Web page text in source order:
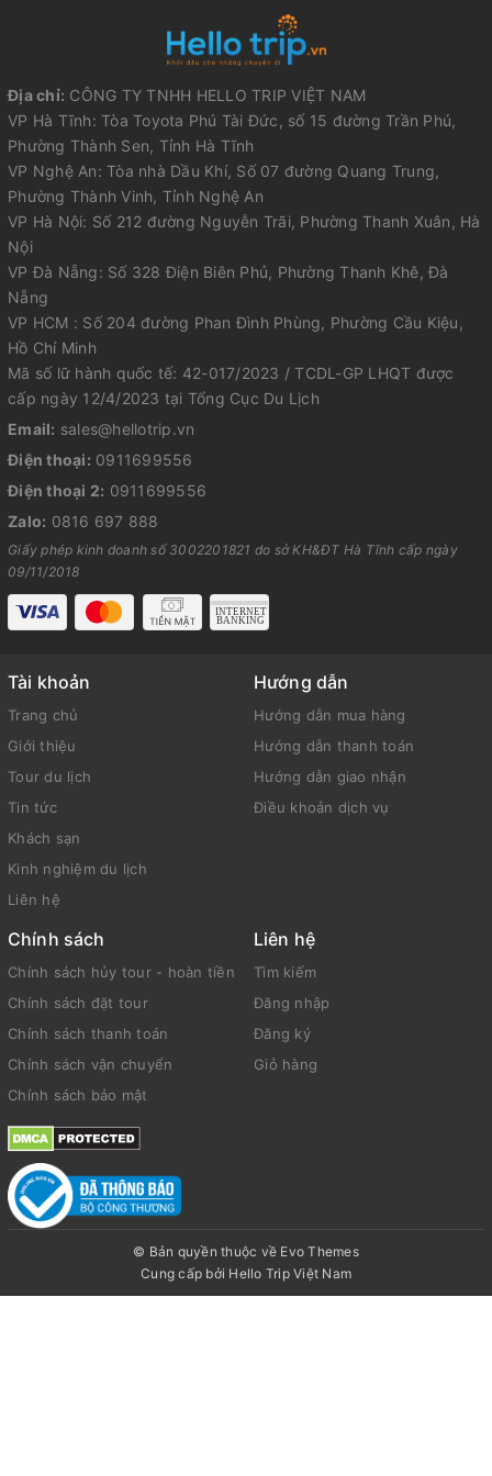
Địa chỉ: CÔNG TY TNHH HELLO TRIP VIỆT NAM
VP Hà Tĩnh: Tòa Toyota Phú Tài Đức, số 15 đường Trần Phú,
Phường Thành Sen, Tỉnh Hà Tĩnh
VP Nghệ An: Tòa nhà Dầu Khí, Số 07 đường Quang Trung,
Phường Thành Vinh, Tỉnh Nghệ An
VP Hà Nội: Số 212 đường Nguyễn Trãi, Phường Thanh Xuân, Hà
Nội
VP Đà Nẵng: Số 328 Điện Biên Phủ, Phường Thanh Khê, Đà
Nẵng
VP HCM : Số 204 đường Phan Đình Phùng, Phường Cầu Kiệu,
Hồ Chí Minh
Mã số lữ hành quốc tế: 42-017/2023 / TCDL-GP LHQT được
cấp ngày 12/4/2023 tại Tổng Cục Du Lịch
Email: sales@hellotrip.vn
Điện thoại: 0911699556
Điện thoại 2: 0911699556
Zalo: 0816 697 888
Giấy phép kinh doanh số 3002201821 do sở KH&ĐT Hà Tĩnh cấp ngày
09/11/2018
Tài khoản
Trang chủ
Giới thiệu
Tour du lịch
Tin tức
Khách sạn
Kinh nghiệm du lịch
Liên hệ
Hướng dẫn
Hướng dẫn mua hàng
Hướng dẫn thanh toán
Hướng dẫn giao nhận
Điều khoản dịch vụ
Chính sách
Chính sách hủy tour - hoàn tiền
Chính sách đặt tour
Chính sách thanh toán
Chính sách vận chuyển
Chính sách bảo mật
Liên hệ
Tìm kiếm
Đăng nhập
Đăng ký
Giỏ hàng
© Bản quyền thuộc về Evo Themes
Cung cấp bởi Hello Trip Việt Nam